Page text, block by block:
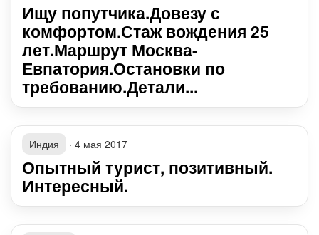
Ищу попутчика.Довезу с
комфортом.Стаж вождения 25
лет.Маршрут Москва-
Евпатория.Остановки по
требованию.Детали...
Индия · 4 мая 2017
Опытный турист, позитивный.
Интересный.